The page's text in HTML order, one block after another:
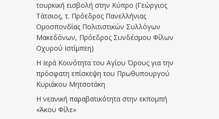
τουρκική εισβολή στην Κύπρο (Γεώργιος
Τάτσιος, τ. Πρόεδρος Πανελλήνιας
Ομοσπονδίας Πολιτιστικών Συλλόγων
Μακεδόνων, Πρόεδρος Συνδέσμου Φίλων
Οχυρού Ιστίμπεη)
Η Ιερά Κοινότητα του Αγίου Όρους για την
πρόσφατη επίσκεψη του Πρωθυπουργού
Κυριάκου Μητσοτάκη
Η νεανική παραβατικότητα στην εκπομπή
«Άκου Φίλε»